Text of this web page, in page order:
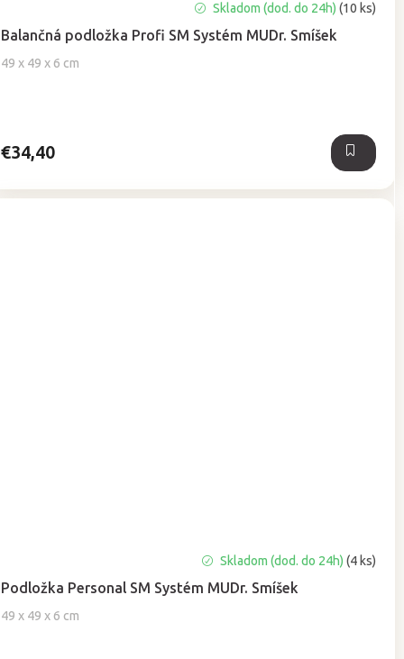
Balančná podložka Profi SM Systém MUDr. Smíšek
49 x 49 x 6 cm
hodnotenie
produktu
je
Skladom (dod. do 24h)(10 ks)
€34,40
Podložka Personal SM Systém MUDr. Smíšek
49 x 49 x 6 cm
hodnotenie
produktu
je
Skladom (dod. do 24h)(4 ks)